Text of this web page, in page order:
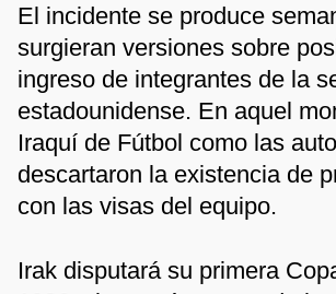
El incidente se produce
surgieran versiones sobre
ingreso de integrantes de la
estadounidense. En aquel
Iraquí de Fútbol como las
descartaron la existencia de
con las visas del equipo.
Irak disputará su primera